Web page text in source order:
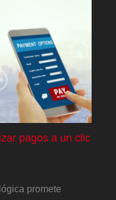
pagos a un clic
promete